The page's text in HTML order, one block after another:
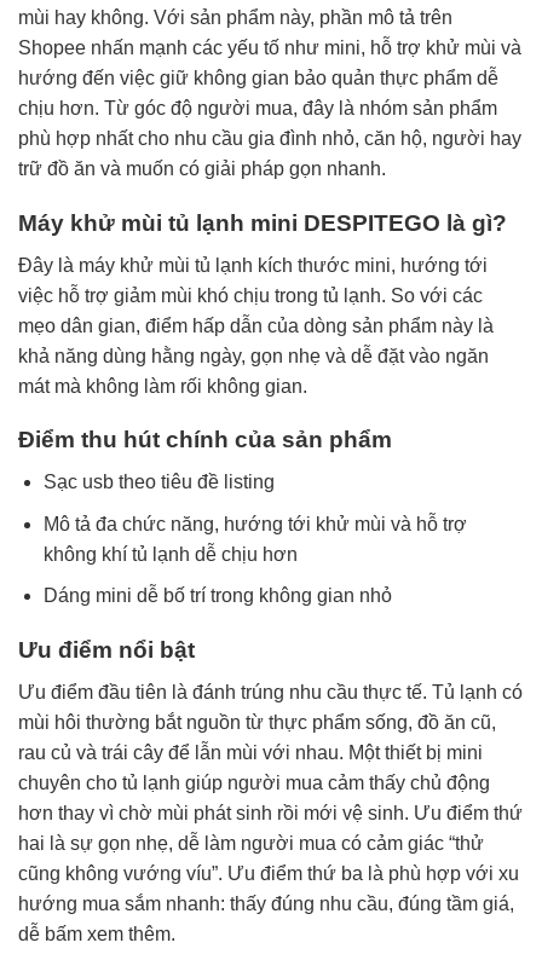
mùi hay không. Với sản phẩm này, phần mô tả trên
Shopee nhấn mạnh các yếu tố như mini, hỗ trợ khử mùi và
hướng đến việc giữ không gian bảo quản thực phẩm dễ
chịu hơn. Từ góc độ người mua, đây là nhóm sản phẩm
phù hợp nhất cho nhu cầu gia đình nhỏ, căn hộ, người hay
trữ đồ ăn và muốn có giải pháp gọn nhanh.
Máy khử mùi tủ lạnh mini DESPITEGO là gì?
Đây là máy khử mùi tủ lạnh kích thước mini, hướng tới
việc hỗ trợ giảm mùi khó chịu trong tủ lạnh. So với các
mẹo dân gian, điểm hấp dẫn của dòng sản phẩm này là
khả năng dùng hằng ngày, gọn nhẹ và dễ đặt vào ngăn
mát mà không làm rối không gian.
Điểm thu hút chính của sản phẩm
Sạc usb theo tiêu đề listing
Mô tả đa chức năng, hướng tới khử mùi và hỗ trợ
không khí tủ lạnh dễ chịu hơn
Dáng mini dễ bố trí trong không gian nhỏ
Ưu điểm nổi bật
Ưu điểm đầu tiên là đánh trúng nhu cầu thực tế. Tủ lạnh có
mùi hôi thường bắt nguồn từ thực phẩm sống, đồ ăn cũ,
rau củ và trái cây để lẫn mùi với nhau. Một thiết bị mini
chuyên cho tủ lạnh giúp người mua cảm thấy chủ động
hơn thay vì chờ mùi phát sinh rồi mới vệ sinh. Ưu điểm thứ
hai là sự gọn nhẹ, dễ làm người mua có cảm giác “thử
cũng không vướng víu”. Ưu điểm thứ ba là phù hợp với xu
hướng mua sắm nhanh: thấy đúng nhu cầu, đúng tầm giá,
dễ bấm xem thêm.